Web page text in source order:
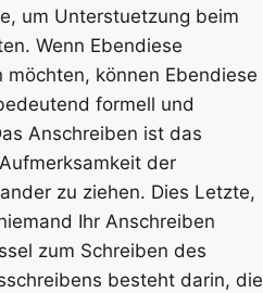
um Unterstuetzung beim
Wenn Ebendiese
können Ebendiese
formell und
Anschreiben ist das
der
zu ziehen. Dies Letzte,
Ihr Anschreiben
zum Schreiben des
besteht darin, die